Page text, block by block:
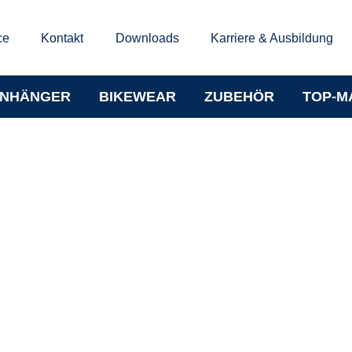
Kontakt Downloads Karriere & Ausbildung
BIKEWEAR ZUBEHÖR TOP-